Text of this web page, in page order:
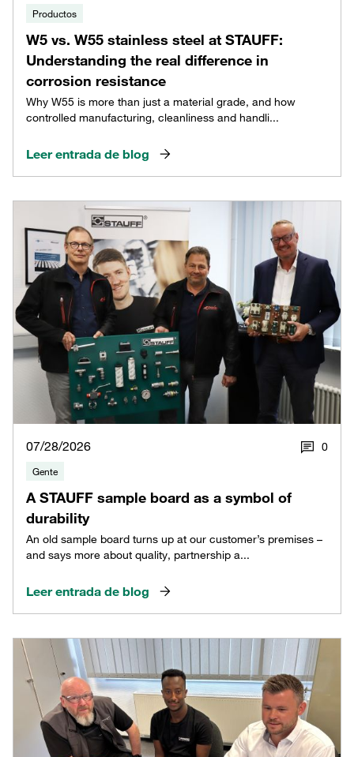
Productos
W5 vs. W55 stainless steel at STAUFF:
Understanding the real difference in
corrosion resistance
Why W55 is more than just a material grade, and how
controlled manufacturing, cleanliness and handli...
Leer entrada de blog
07/28/2026 0
Gente
A STAUFF sample board as a symbol of
durability
An old sample board turns up at our customer’s premises –
and says more about quality, partnership a...
Leer entrada de blog